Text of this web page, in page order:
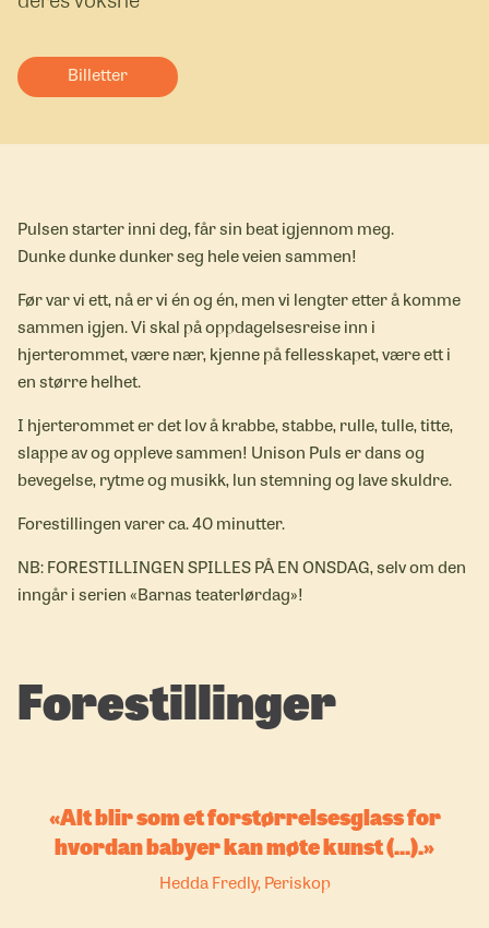
Billetter
Pulsen starter inni deg, får sin beat igjennom meg.
Dunke dunke dunker seg hele veien sammen!
Før var vi ett, nå er vi én og én, men vi lengter etter å komme
sammen igjen. Vi skal på oppdagelsesreise inn i
hjerterommet, være nær, kjenne på fellesskapet, være ett i
en større helhet.
I hjerterommet er det lov å krabbe, stabbe, rulle, tulle, titte,
slappe av og oppleve sammen! Unison Puls er dans og
bevegelse, rytme og musikk, lun stemning og lave skuldre.
Forestillingen varer ca. 40 minutter.
NB: FORESTILLINGEN SPILLES PÅ EN ONSDAG, selv om den
inngår i serien «Barnas teaterlørdag»!
Forestillinger
Alt blir som et forstørrelsesglass for
hvordan babyer kan møte kunst (...).
Hedda Fredly, Periskop